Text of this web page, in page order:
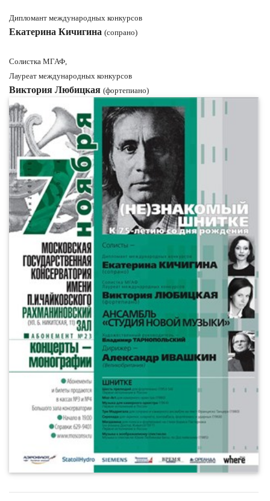
Дипломант международных конкурсов
Екатерина Кичигина (сопрано)
Солистка МГАФ,
Лауреат международных конкурсов
Виктория Любицкая (фортепиано)